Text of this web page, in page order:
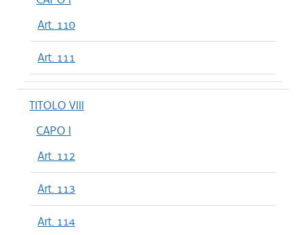
Art. 110
Art. 111
TITOLO VIII
CAPO I
Art. 112
Art. 113
Art. 114